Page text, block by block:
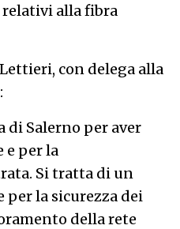
alla fibra
con delega alla
di Salerno per aver
e per la
Si tratta di un
la sicurezza dei
della rete